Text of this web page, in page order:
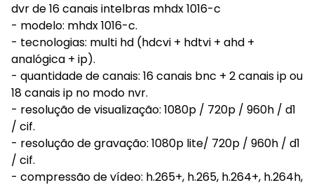
dvr de 16 canais intelbras mhdx 1016-c
- modelo: mhdx 1016-c.
- tecnologias: multi hd (hdcvi + hdtvi + ahd +
analógica + ip).
- quantidade de canais: 16 canais bnc + 2 canais ip ou
18 canais ip no modo nvr.
- resolução de visualização: 1080p / 720p / 960h / d1
/ cif.
- resolução de gravação: 1080p lite/ 720p / 960h / d1
/ cif.
- compressão de vídeo: h.265+, h.265, h.264+, h.264h,